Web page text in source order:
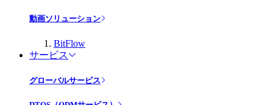
動画ソリューション
BitFlow
サービス
グローバルサービス